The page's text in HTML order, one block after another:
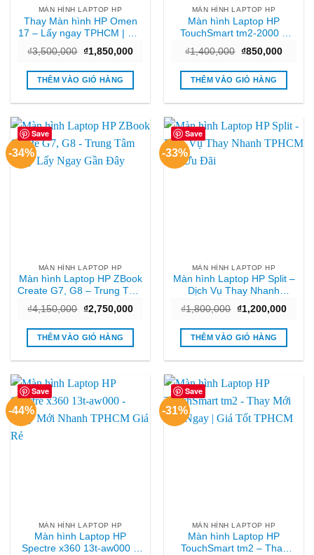
MÀN HÌNH LAPTOP HP
Thay Màn hình HP Omen
17 – Lấy ngay TPHCM | Giá
₫3,500,000 Giá
là:
₫3,500,000.
₫1,850,000Giá
tại
₫1,850,000.
THÊM VÀO GIỎ HÀNG
MÀN HÌNH LAPTOP HP
Màn hình Laptop HP
TouchSmart tm2-2000 –
TPHCM
₫1,400,000 Giá
là:
₫1,400,000.
₫850,000Giá
tại
THÊM VÀO GIỎ HÀNG
Save
-34%
MÀN HÌNH LAPTOP HP
Màn hình Laptop HP ZBook
Create G7, G8 – Trung Tâm
Thay Lấy Ngay Gần Đây
₫4,150,000 Giá
là:
₫4,150,000.
₫2,750,000Giá
tại
₫2,750,000.
THÊM VÀO GIỎ HÀNG
Save
-33%
MÀN HÌNH LAPTOP HP
Màn hình Laptop HP Split –
Dịch Vụ Thay Nhanh
TPHCM Giá Ưu Đãi
₫1,800,000 Giá
là:
₫1,800,000.
₫1,200,000Giá
tại
THÊM VÀO GIỎ HÀNG
Save
-44%
MÀN HÌNH LAPTOP HP
Màn hình Laptop HP
Spectre x360 13t-aw000 –
Save
-31%
MÀN HÌNH LAPTOP HP
Màn hình Laptop HP
TouchSmart tm2 – Thay